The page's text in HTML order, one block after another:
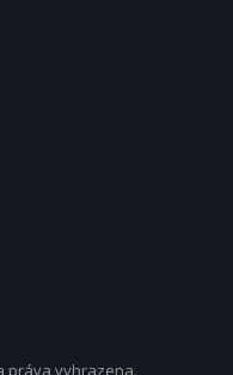
práva vyhrazena.